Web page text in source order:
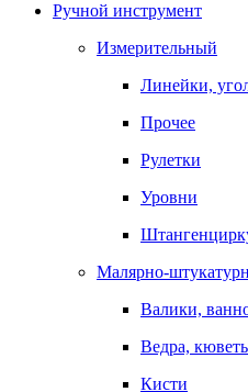
Ручной инструмент
Измерительный
Линейки,
Прочее
Рулетки
Уровни
Малярно-
Валики,
Ведра,
Кисти